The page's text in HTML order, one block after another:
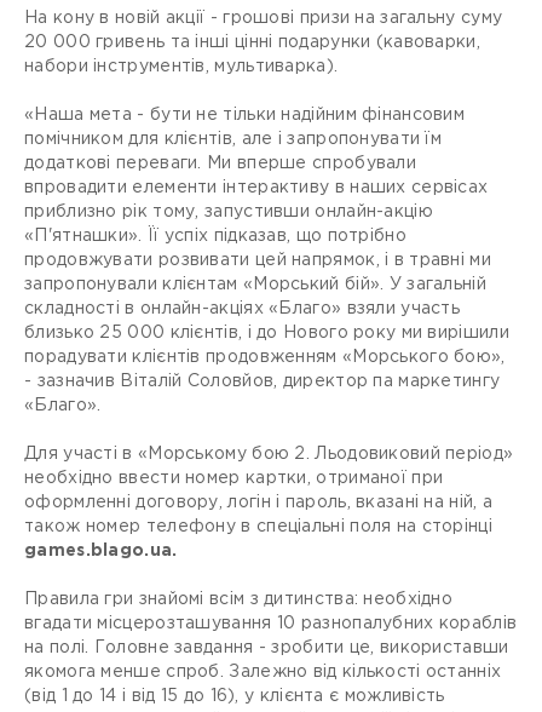
На кону в новій акції - грошові призи на загальну суму
20 000 гривень та інші цінні подарунки (кавоварки,
набори інструментів, мультиварка).
«Наша мета - бути не тільки надійним фінансовим
помічником для клієнтів, але і запропонувати їм
додаткові переваги. Ми вперше спробували
впровадити елементи інтерактиву в наших сервісах
приблизно рік тому, запустивши онлайн-акцію
«П'ятнашки». Її успіх підказав, що потрібно
продовжувати розвивати цей напрямок, і в травні ми
запропонували клієнтам «Морський бій». У загальній
складності в онлайн-акціях «Благо» взяли участь
близько 25 000 клієнтів, і до Нового року ми вирішили
порадувати клієнтів продовженням «Морського бою»,
- зазначив Віталій Соловйов, директор па маркетингу
«Благо».
Для участі в «Морському бою 2. Льодовиковий період»
необхідно ввести номер картки, отриманої при
оформленні договору, логін і пароль, вказані на ній, а
також номер телефону в спеціальні поля на сторінці
games.blago.ua.
Правила гри знайомі всім з дитинства: необхідно
вгадати місцерозташування 10 разнопалубних кораблів
на полі. Головне завдання - зробити це, використавши
якомога менше спроб. Залежно від кількості останніх
(від 1 до 14 і від 15 до 16), у клієнта є можливість